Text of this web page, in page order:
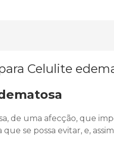
de uma afecção, que
se possa evitar, e,